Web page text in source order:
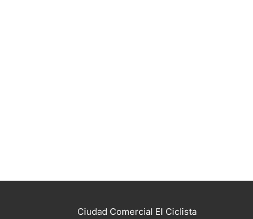
Ciudad Comercial El Ciclista